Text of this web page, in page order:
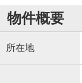
物件概要
所在地